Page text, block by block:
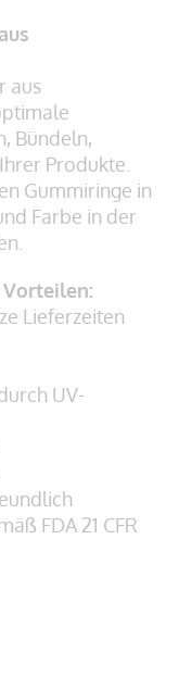
aus
Bündeln,
Produkte.
Gummiringe in
Farbe in der
Lieferzeiten
UV-
FDA 21 CFR